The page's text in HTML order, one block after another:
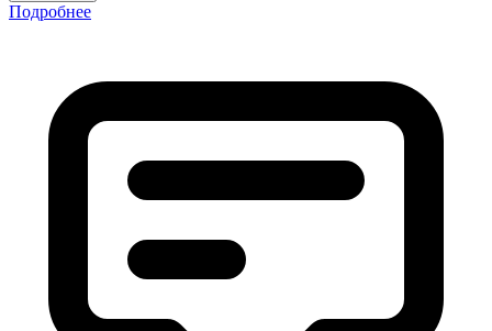
Подробнее